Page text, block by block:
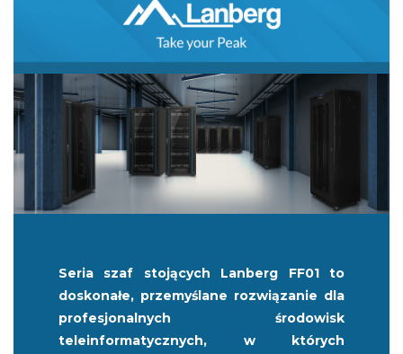
Seria szaf stojących Lanberg FF01 to
doskonałe, przemyślane rozwiązanie dla
profesjonalnych środowisk
teleinformatycznych, w których